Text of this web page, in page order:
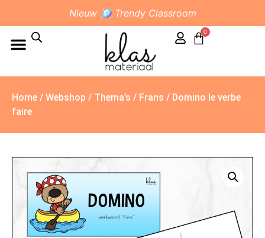
Nieuw 🪩 Trendy Classroom
0
Home / Webshop / Thema’s / Frans / Domino le verbe
faire